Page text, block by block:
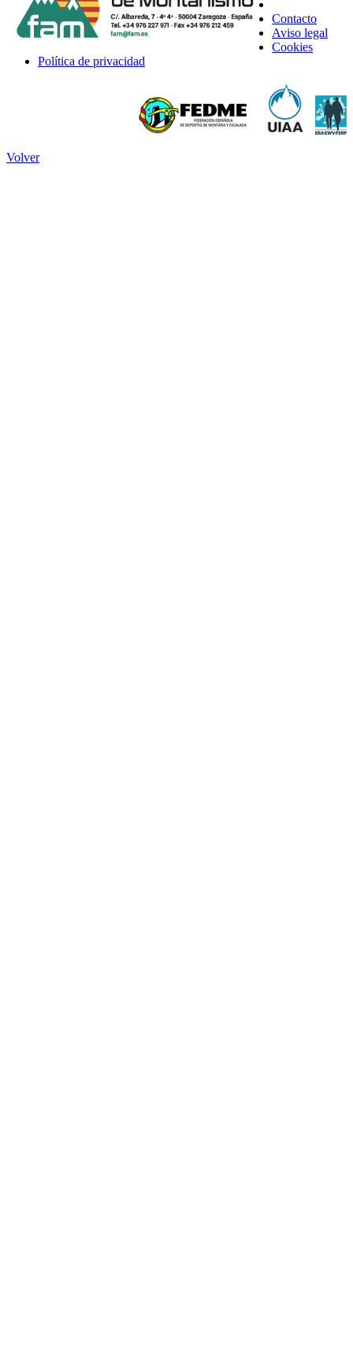
Contacto
Aviso legal
Cookies
Política de privacidad
Volver